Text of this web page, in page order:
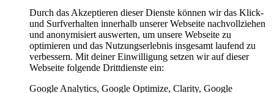
Durch das Akzeptieren dieser Dienste können wir das Klick-
und Surfverhalten innerhalb unserer Webseite nachvollziehen
und anonymisiert auswerten, um unsere Webseite zu
optimieren und das Nutzungserlebnis insgesamt laufend zu
verbessern. Mit deiner Einwilligung setzen wir auf dieser
Webseite folgende Drittdienste ein:
Google Analytics, Google Optimize, Clarity, Google